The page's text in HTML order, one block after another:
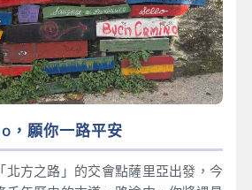
，願你一路平安
北方之路」的交會點薩里亞出發，今